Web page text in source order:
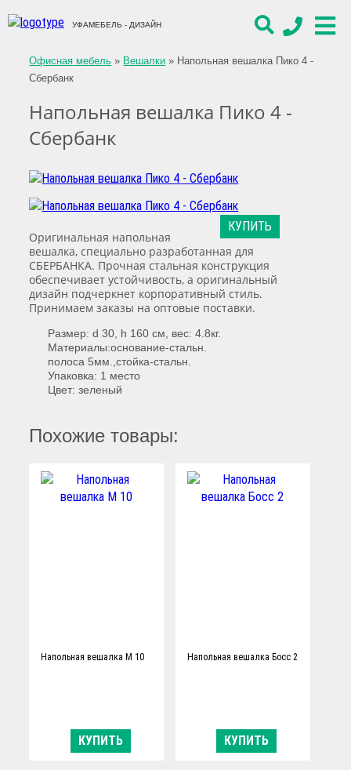
УФАМЕБЕЛЬ - ДИЗАЙН
Офисная мебель » Вешалки » Напольная вешалка Пико 4 -
Сбербанк
Напольная вешалка Пико 4 -
Сбербанк
КУПИТЬ
Оригинальная напольная
вешалка, специально разработанная для
СБЕРБАНКА. Прочная стальная конструкция
обеспечивает устойчивость, а оригинальный
дизайн подчеркнет корпоративный стиль.
Принимаем заказы на оптовые поставки.
Размер: d 30, h 160 см, вес: 4.8кг.
Материалы:основание-стальн.
полоса 5мм.,стойка-стальн.
Упаковка: 1 место
Цвет: зеленый
Похожие товары:
Напольная вешалка М 10
КУПИТЬ
Напольная вешалка Босс 2
КУПИТЬ